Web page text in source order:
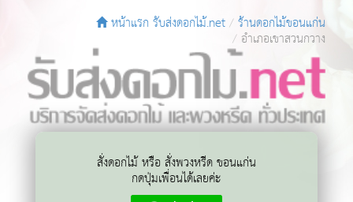
หน้าแรก รับส่งดอกไม้.net ร้านดอกไม้ขอนแก่น
อำเภอเขาสวนกวาง
สั่งดอกไม้ หรือ สั่งพวงหรีด ขอนแก่น
กดปุ่มเพื่อนได้เลยค่ะ